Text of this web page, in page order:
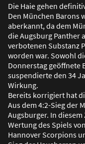
Die Haie gehen
Den München Barons
aberkannt, da dem
die Augsburg Panther
verbotenen Substanz
worden war. Sowohl
Donnerstag geöffnete
suspendierte den 34
Wirkung.
Bereits korrigiert hat
Aus dem 4:2-Sieg der
Augsburger. In
Wertung des Spiels
Hannover Scorpions